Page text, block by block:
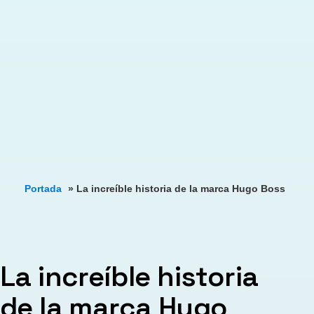
Portada » La increíble historia de la marca Hugo Boss
La increíble historia